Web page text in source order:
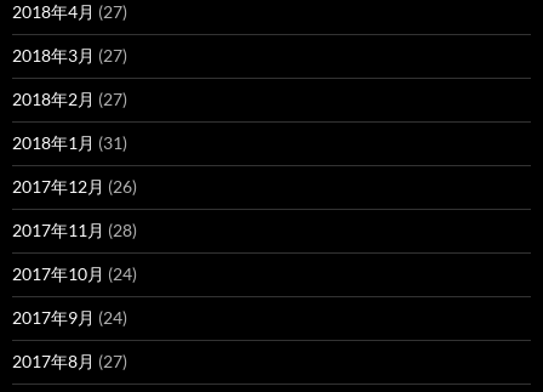
2018年4月 (27)
2018年3月 (27)
2018年2月 (27)
2018年1月 (31)
2017年12月 (26)
2017年11月 (28)
2017年10月 (24)
2017年9月 (24)
2017年8月 (27)